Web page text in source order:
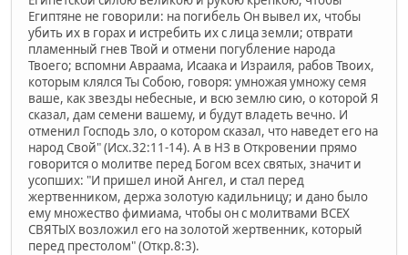
Египтяне не говорили: на погибель Он вывел их, чтобы
убить их в горах и истребить их с лица земли; отврати
пламенный гнев Твой и отмени погубление народа
Твоего; вспомни Авраама, Исаака и Израиля, рабов Твоих,
которым клялся Ты Собою, говоря: умножая умножу семя
ваше, как звезды небесные, и всю землю сию, о которой Я
сказал, дам семени вашему, и будут владеть вечно. И
отменил Господь зло, о котором сказал, что наведет его на
народ Свой" (Исх.32:11-14). А в НЗ в Откровении прямо
говорится о молитве перед Богом всех святых, значит и
усопших: "И пришел иной Ангел, и стал перед
жертвенником, держа золотую кадильницу; и дано было
ему множество фимиама, чтобы он с молитвами ВСЕХ
СВЯТЫХ возложил его на золотой жертвенник, который
перед престолом" (Откр.8:3).